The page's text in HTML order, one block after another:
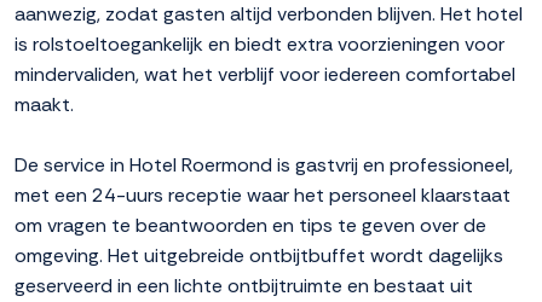
aanwezig, zodat gasten altijd verbonden blijven. Het hotel
is rolstoeltoegankelijk en biedt extra voorzieningen voor
mindervaliden, wat het verblijf voor iedereen comfortabel
maakt.
De service in Hotel Roermond is gastvrij en professioneel,
met een 24-uurs receptie waar het personeel klaarstaat
om vragen te beantwoorden en tips te geven over de
omgeving. Het uitgebreide ontbijtbuffet wordt dagelijks
geserveerd in een lichte ontbijtruimte en bestaat uit